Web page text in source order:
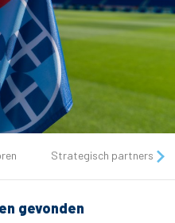
Strategisch partners
gevonden